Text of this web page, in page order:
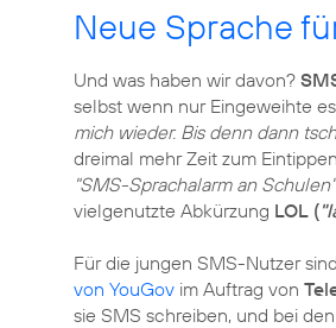
Neue Sprache
Und was haben wir davon?
selbst wenn nur Eingeweihte
mich wieder. Bis denn dann
dreimal mehr Zeit zum
"SMS-Sprachalarm an Schulen"
vielgenutzte Abkürzung LOL (
Für die jungen SMS-Nutzer
von YouGov im Auftrag von
sie SMS schreiben, und bei